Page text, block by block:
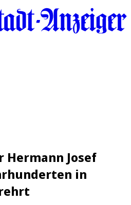
Hermann Josef
in